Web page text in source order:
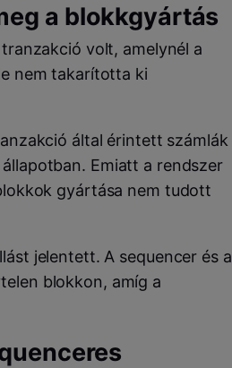
a blokkgyártás
volt, amelynél a
nem takarította ki
által érintett számlák
Emiatt a rendszer
gyártása nem tudott
jelentett. A sequencer és a
blokkon, amíg a